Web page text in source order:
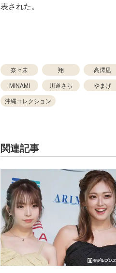
表された。
奈々未 翔 高澤凪
MINAMI
川道さら やまげ
沖縄コレクション
関連記事